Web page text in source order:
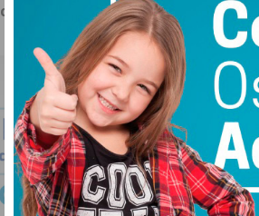
com ostermos e condições